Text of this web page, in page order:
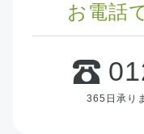
お電話
365日承り